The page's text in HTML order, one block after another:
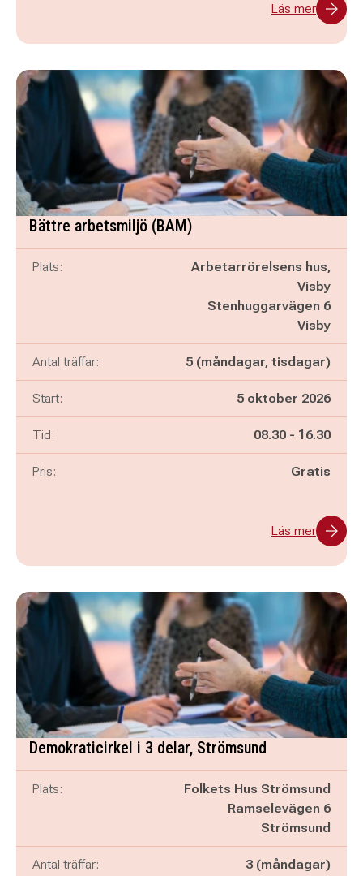
Läs mer
Bättre arbetsmiljö (BAM)
Plats:
Arbetarrörelsens hus,
Visby
Stenhuggarvägen 6
Visby
Antal träffar: 5 (måndagar, tisdagar)
Start: 5 oktober 2026
Tid: Pågår mellan
08.30 - och
16.30
Pris: Gratis
Läs mer
Demokraticirkel i 3 delar, Strömsund
Plats:
Folkets Hus Strömsund
Ramselevägen 6
Strömsund
Antal träffar: 3 (måndagar)